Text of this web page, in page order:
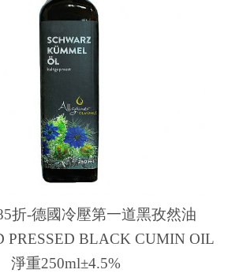
折-德國冷壓第一道黑孜然油
PRESSED BLACK CUMIN OIL
淨重250ml±4.5%